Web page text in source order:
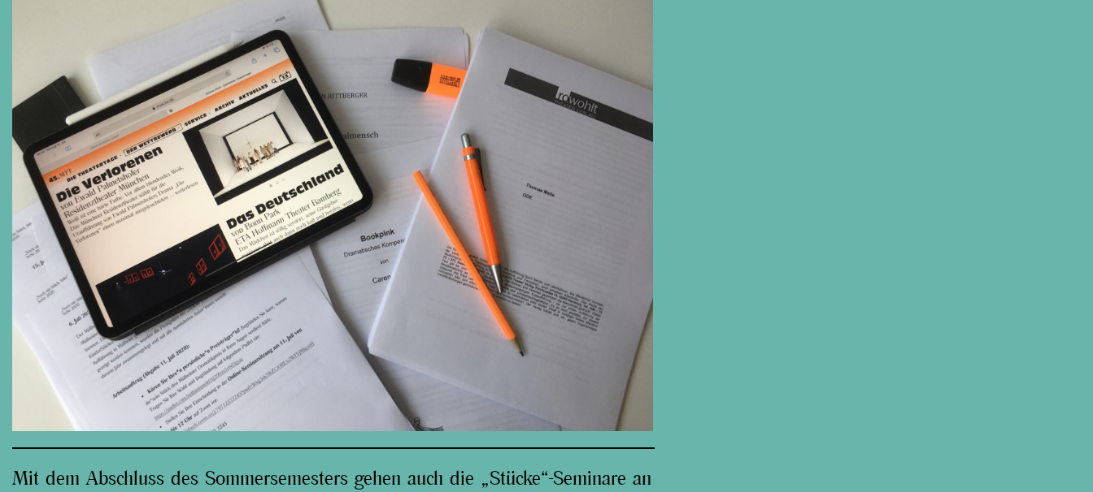
Mit dem Abschluss des Sommersemesters gehen auch die „Stücke“-Seminare an